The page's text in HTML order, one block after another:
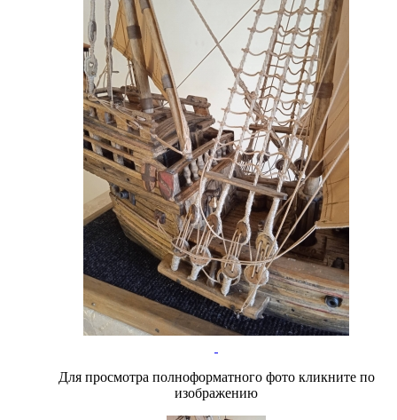
Для просмотра полноформатного фото кликните по
изображению